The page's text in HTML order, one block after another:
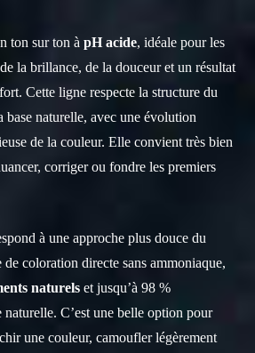
ton sur ton à pH acide, idéale pour les
la brillance, de la douceur et un résultat
Cette ligne respecte la structure du
base naturelle, avec une évolution
de la couleur. Elle convient très bien
corriger ou fondre les premiers
à une approche plus douce du
coloration directe sans ammoniaque,
naturels et jusqu’à 98 %
naturelle. C’est une belle option pour
une couleur, camoufler légèrement